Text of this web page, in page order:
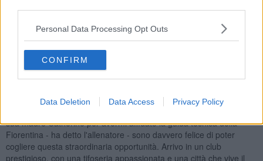
Personal Data Processing Opt Outs
CONFIRM
Data Deletion Data Access Privacy Policy
"Siamo molto felici di accogliere Fabio Grosso alla Fiorentina - ha
detto Giuseppe B. Commisso, presidente della Fiorentina - Fabio
costruito il proprio percorso con lavoro, idee e risultati
dimostrando di saper guidare squadre e affrontare sfide importanti.
Dopo una stagione difficile,vogliamo aprire una nuova fase con
sua madre Catherine per avermi affidato la guida tecnica della
Fiorentina - ha detto l'allenatore - sono davvero felice di poter
cogliere questa straordinaria opportunità. Arrivo in un club
prestigioso, con una tifoseria appassionata e una città che vive il